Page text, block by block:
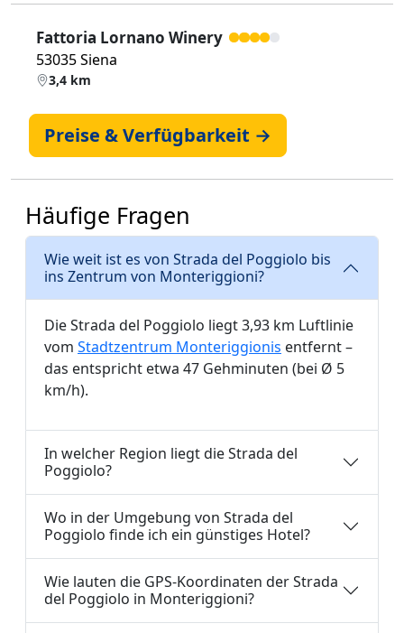
Fattoria Lornano Winery
53035 Siena
3,4 km
Preise & Verfügbarkeit →
Häufige Fragen
Wie weit ist es von Strada del Poggiolo bis
ins Zentrum von Monteriggioni?
Die Strada del Poggiolo liegt 3,93 km Luftlinie
vom Stadtzentrum Monteriggionis entfernt –
das entspricht etwa 47 Gehminuten (bei Ø 5
km/h).
In welcher Region liegt die Strada del
Poggiolo?
Wo in der Umgebung von Strada del
Poggiolo finde ich ein günstiges Hotel?
Wie lauten die GPS-Koordinaten der Strada
del Poggiolo in Monteriggioni?